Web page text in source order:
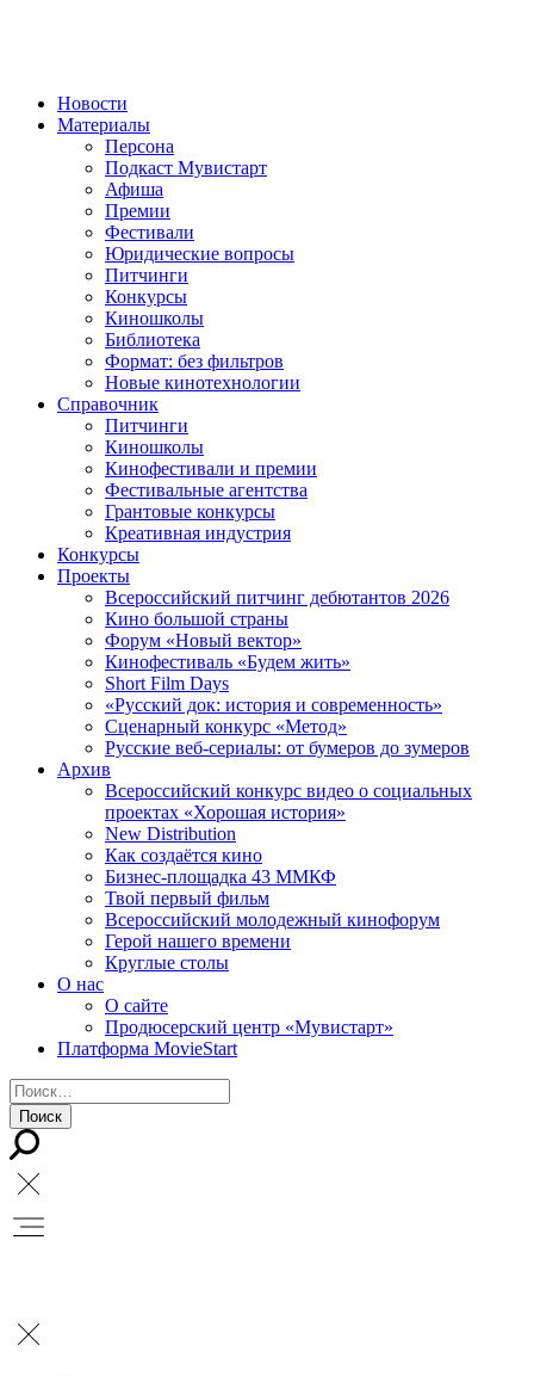
Новости
Материалы
Персона
Подкаст Мувистарт
Афиша
Премии
Фестивали
Юридические вопросы
Питчинги
Конкурсы
Киношколы
Библиотека
Формат: без фильтров
Новые кинотехнологии
Справочник
Питчинги
Киношколы
Кинофестивали и премии
Фестивальные агентства
Грантовые конкурсы
Креативная индустрия
Конкурсы
Проекты
Всероссийский питчинг дебютантов 2026
Кино большой страны
Форум «Новый вектор»
Кинофестиваль «Будем жить»
Short Film Days
«Русский док: история и современность»
Сценарный конкурс «Метод»
Русские веб-сериалы: от бумеров до зумеров
Архив
Всероссийский конкурс видео о социальных
проектах «Хорошая история»
New Distribution
Как создаётся кино
Бизнес-площадка 43 ММКФ
Твой первый фильм
Всероссийский молодежный кинофорум
Герой нашего времени
Круглые столы
О нас
О сайте
Продюсерский центр «Мувистарт»
Платформа MovieStart